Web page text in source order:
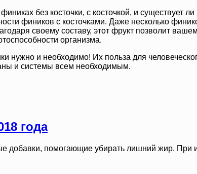
без косточки, с косточкой, и существует
фиников с косточками. Даже несколько
своему составу, этот фрукт позволит
организма.
нужно и необходимо! Их польза для
и системы всем необходимым.
года
добавки, помогающие убирать лишний жир. При